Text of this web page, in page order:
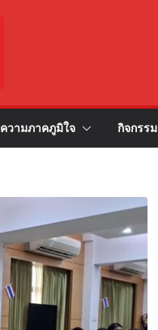
ความภาคภูมิใจ กิจกรรม